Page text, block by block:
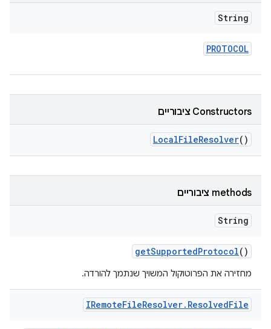
String
PROTOCOL
Constructors ציבוריים
LocalFileResolver()
‫methods ציבוריים
String
getSupportedProtocol()
מחזירה את הפרוטוקול המשויך שנתמך להורדה.
IRemoteFileResolver. ResolvedFile